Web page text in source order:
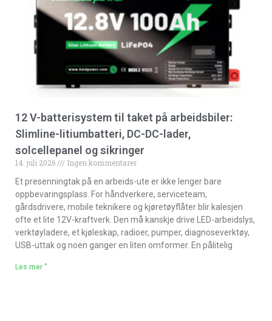
12 V-batterisystem til taket på arbeidsbiler:
Slimline-litiumbatteri, DC-DC-lader,
solcellepanel og sikringer
14. juli 2026
Ingen kommentarer
Et presenningtak på en arbeids-ute er ikke lenger bare
oppbevaringsplass. For håndverkere, serviceteam,
gårdsdrivere, mobile teknikere og kjøretøyflåter blir kalesjen
ofte et lite 12V-kraftverk. Den må kanskje drive LED-arbeidslys,
verktøyladere, et kjøleskap, radioer, pumper, diagnoseverktøy,
USB-uttak og noen ganger en liten omformer. En pålitelig
Les mer "